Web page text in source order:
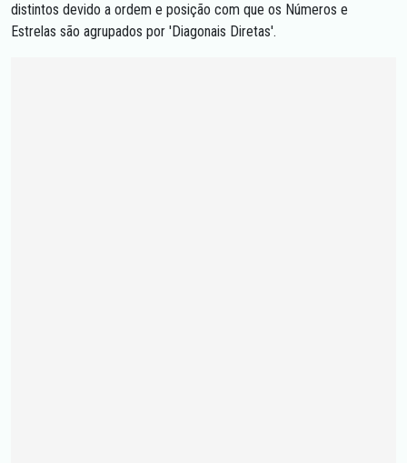
distintos devido a ordem e posição com que os Números e
Estrelas são agrupados por 'Diagonais Diretas'.